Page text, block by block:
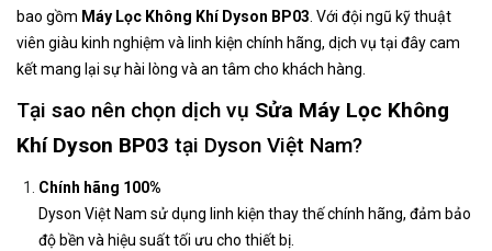
bao gồm Máy Lọc Không Khí Dyson BP03 . Với đội ngũ kỹ thuật
viên giàu kinh nghiệm và linh kiện chính hãng, dịch vụ tại đây cam
kết mang lại sự hài lòng và an tâm cho khách hàng.
Tại sao nên chọn dịch vụ Sửa Máy Lọc Không
Khí Dyson BP03 tại Dyson Việt Nam?
Chính hãng 100%
Dyson Việt Nam sử dụng linh kiện thay thế chính hãng, đảm bảo
độ bền và hiệu suất tối ưu cho thiết bị.